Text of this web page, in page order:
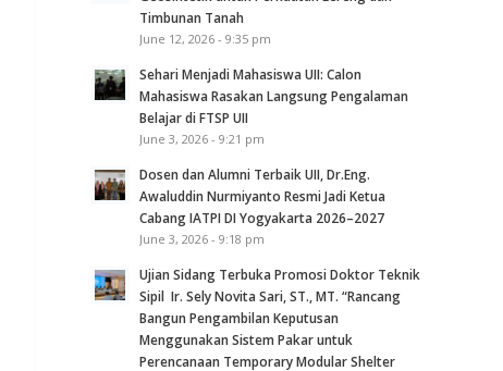
Timbunan Tanah
June 12, 2026 - 9:35 pm
Sehari Menjadi Mahasiswa UII: Calon
Mahasiswa Rasakan Langsung Pengalaman
Belajar di FTSP UII
June 3, 2026 - 9:21 pm
Dosen dan Alumni Terbaik UII, Dr.Eng.
Awaluddin Nurmiyanto Resmi Jadi Ketua
Cabang IATPI DI Yogyakarta 2026–2027
June 3, 2026 - 9:18 pm
Ujian Sidang Terbuka Promosi Doktor Teknik
Sipil Ir. Sely Novita Sari, ST., MT. “Rancang
Bangun Pengambilan Keputusan
Menggunakan Sistem Pakar untuk
Perencanaan Temporary Modular Shelter